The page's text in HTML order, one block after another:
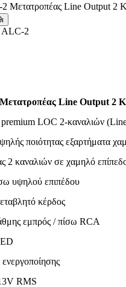
Μετατροπέας Line Output 2
ALC-2
Line Output 2
LOC 2-καναλιών
ποιότητας εξαρτήματα
2 καναλιών σε χαμηλό
υψηλού επιπέδου
κέρδος
εμπρός / πίσω RCA
RMS